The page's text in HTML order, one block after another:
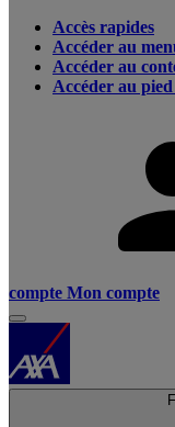
Accès rapides
Accéder au
Accéder au
Accéder au
compte Mon compte